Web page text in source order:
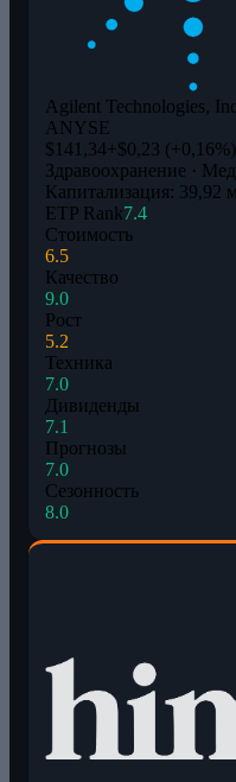
Agilent Technologies,
ANYSE
$141,34+$0,23 (+0,16%)
Здравоохранение ·
Капитализация: 39,92
ETP Rank7.4
Стоимость
6.5
Качество
9.0
Рост
5.2
Техника
7.0
Дивиденды
7.1
Прогнозы
7.0
Сезонность
8.0